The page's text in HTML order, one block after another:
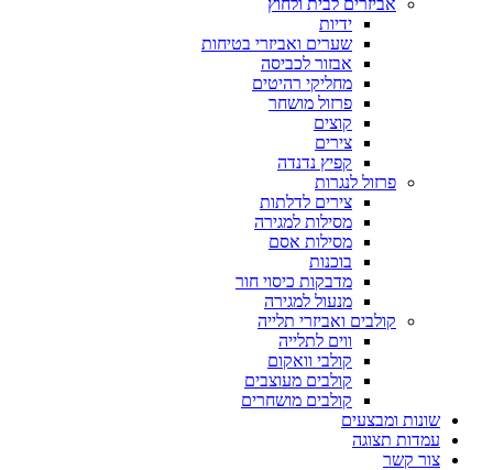
אביזרים לבית ולחוץ
ידיות
שערים ואביזרי בטיחות
אבזור לכביסה
מחליקי רהיטים
פרזול מושחר
קוצים
צירים
קפיץ נדנדה
פרזול לנגרות
צירים לדלתות
מסילות למגירה
מסילות אסם
בוכנות
מדבקות כיסוי חור
מנעול למגירה
קולבים ואביזרי תלייה
ווים לתלייה
קולבי וואקום
קולבים מעוצבים
קולבים מושחרים
שונות ומבצעים
עמדות תצוגה
צור קשר